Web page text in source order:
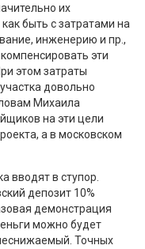
их
быть с затратами на
инженерию и пр.,
эти
этом затраты
довольно
Михаила
на эти цели
а в московском
вводят в ступор.
депозит 10%
демонстрация
можно будет
Точных